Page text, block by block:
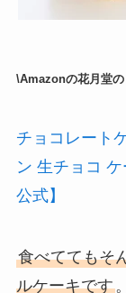
\Amazonの花月堂
チョコレート
ン 生チョコ
公式】
食べててもそ
ルケーキです。